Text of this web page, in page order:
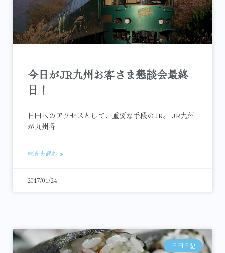
今日がJR九州お客さま懇談会最終
日！
日田へのアクセスとして、重要な手段のJR。 JR九州
が九州各
続きを読む »
2017/01/24
日田日記